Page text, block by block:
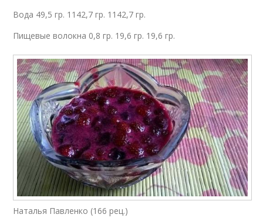
Вода 49,5 гр. 1142,7 гр. 1142,7 гр.
Пищевые волокна 0,8 гр. 19,6 гр. 19,6 гр.
Наталья Павленко (166 рец.)